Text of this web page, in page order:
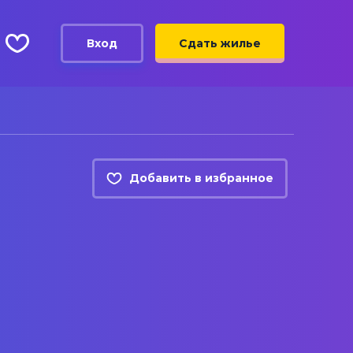
Вход Сдать жилье
Добавить в избранное